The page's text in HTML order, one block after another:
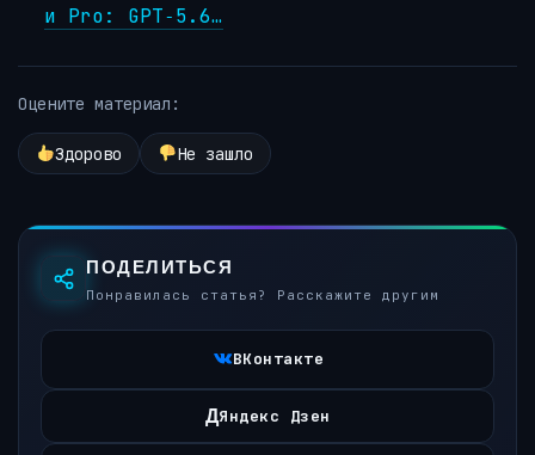
и Pro: GPT‑5.6…
Оцените материал:
Здорово Не зашло
ПОДЕЛИТЬСЯ
Понравилась статья? Расскажите другим
ВКонтакте
ДЯндекс Дзен